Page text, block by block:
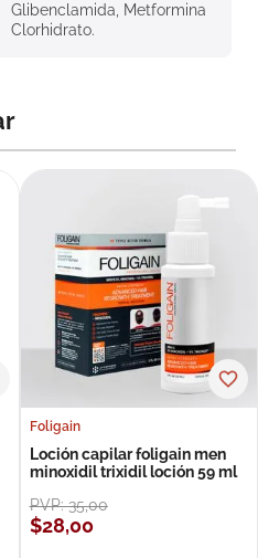
Glibenclamida, Metformina
Clorhidrato.
Foligain
Loción capilar foligain men
minoxidil trixidil loción 59 ml
PVP:35,00
$28,00